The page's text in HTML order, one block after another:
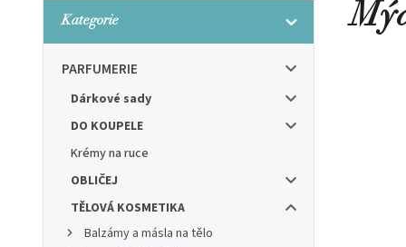
Kategorie
PARFUMERIE
Dárkové sady
DO KOUPELE
Krémy na ruce
OBLIČEJ
TĚLOVÁ KOSMETIKA
Balzámy a másla na tělo